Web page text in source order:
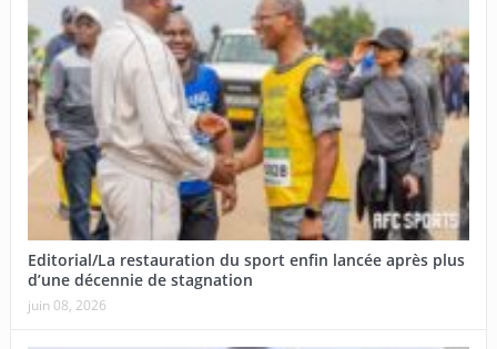
Editorial/La restauration du sport enfin lancée après plus
d’une décennie de stagnation
juin 08, 2026